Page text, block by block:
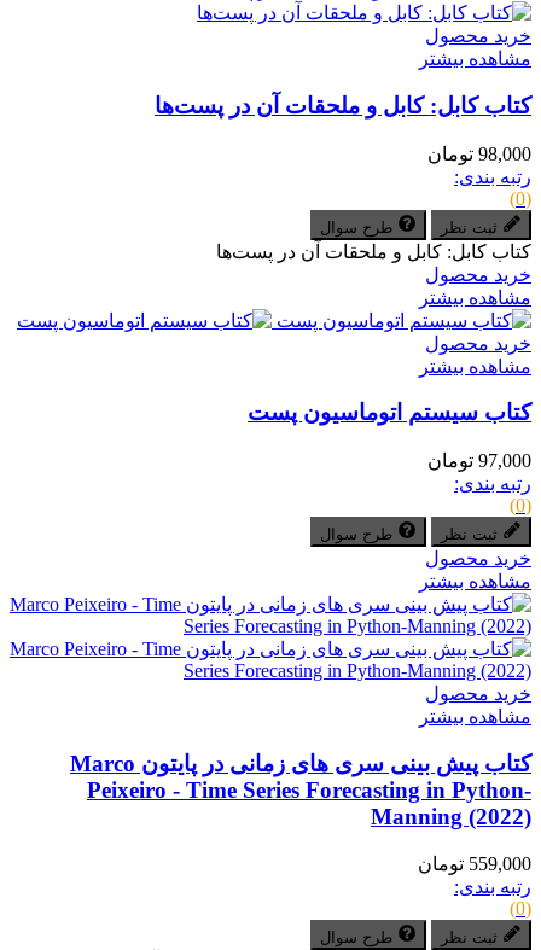
خرید محصول
مشاهده بیشتر
کتاب کابل: کابل و ملحقات آن در پست‌ها
98,000 تومان
رتبه بندی:
(0)
ثبت نظر طرح سوال
کتاب کابل: کابل و ملحقات آن در پست‌ها
خرید محصول
مشاهده بیشتر
خرید محصول
مشاهده بیشتر
کتاب سیستم اتوماسیون پست
97,000 تومان
رتبه بندی:
(0)
ثبت نظر طرح سوال
خرید محصول
مشاهده بیشتر
خرید محصول
مشاهده بیشتر
کتاب پیش بینی سری های زمانی در پایتون Marco
Peixeiro - Time Series Forecasting in Python-
Manning (2022)
559,000 تومان
رتبه بندی:
(0)
ثبت نظر طرح سوال